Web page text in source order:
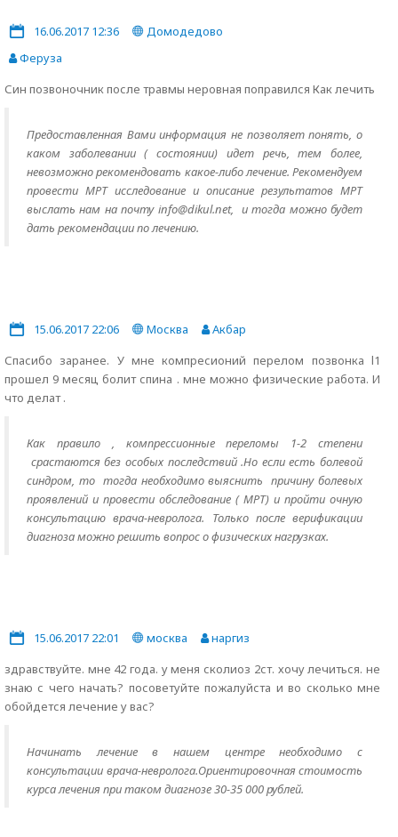
16.06.2017 12:36
Домодедово
Феруза
Син позвоночник после травмы неровная поправился Как лечить
Предоставленная Вами информация не позволяет понять, о
каком заболевании ( состоянии) идет речь, тем более,
невозможно рекомендовать какое-либо лечение. Рекомендуем
провести МРТ исследование и описание результатов МРТ
выслать нам на почту info@dikul.net, и тогда можно будет
дать рекомендации по лечению.
15.06.2017 22:06 Москва
Акбар
Спасибо заранее. У мне компресионий перелом позвонка l1
прошел 9 месяц болит спина . мне можно физические работа. И
что делат .
Как правило , компрессионные переломы 1-2 степени
срастаются без особых последствий .Но если есть болевой
синдром, то тогда необходимо выяснить причину болевых
проявлений и провести обследование ( МРТ) и пройти очную
консультацию врача-невролога. Только после верификации
диагноза можно решить вопрос о физических нагрузках.
15.06.2017 22:01 москва
наргиз
здравствуйте. мне 42 года. у меня сколиоз 2ст. хочу лечиться. не
знаю с чего начать? посоветуйте пожалуйста и во сколько мне
обойдется лечение у вас?
Начинать лечение в нашем центре необходимо с
консультации врача-невролога.Ориентировочная стоимость
курса лечения при таком диагнозе 30-35 000 рублей.